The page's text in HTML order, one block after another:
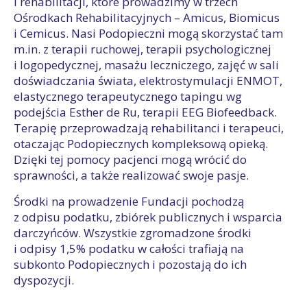
Ośrodkach Rehabilitacyjnych – Amicus, Biomicus
i Cemicus. Nasi Podopieczni mogą skorzystać tam
m.in. z terapii ruchowej, terapii psychologicznej
i logopedycznej, masażu leczniczego, zajęć w sali
doświadczania świata, elektrostymulacji ENMOT,
elastycznego terapeutycznego tapingu wg
podejścia Esther de Ru, terapii EEG Biofeedback.
Terapię przeprowadzają rehabilitanci i terapeuci,
otaczając Podopiecznych kompleksową opieką.
Dzięki tej pomocy pacjenci mogą wrócić do
sprawności, a także realizować swoje pasje.
Środki na prowadzenie Fundacji pochodzą
z odpisu podatku, zbiórek publicznych i wsparcia
darczyńców. Wszystkie zgromadzone środki
i odpisy 1,5% podatku w całości trafiają na
subkonto Podopiecznych i pozostają do ich
dyspozycji.